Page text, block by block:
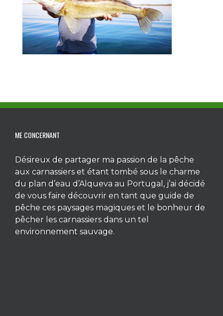
ME CONCERNANT
Désireux de partager ma passion de la pêche
aux carnassiers et étant tombé sous le charme
du plan d’eau d’Alqueva au Portugal, j’ai décidé
de vous faire découvrir en tant que guide de
pêche ces paysages magiques et le bonheur de
pêcher les carnassiers dans un tel
environnement sauvage.